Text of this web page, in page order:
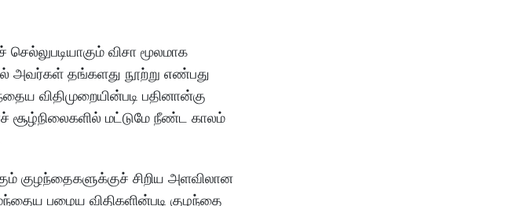
விசா மூலமாக
அவர்கள் தங்களது நூற்று எண்பது
விதிமுறையின்படி பதினான்கு
சூழ்நிலைகளில் மட்டுமே நீண்ட காலம்
குழந்தைகளுக்குச் சிறிய அளவிலான
பழைய விதிகளின்படி குழந்தை